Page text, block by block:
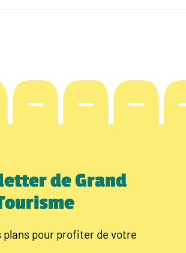
de Grand
plans pour profiter de votre